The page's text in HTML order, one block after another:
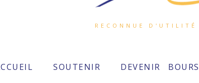
RECONNUE D'UTILITÉ
SOUTENIR DEVENIR